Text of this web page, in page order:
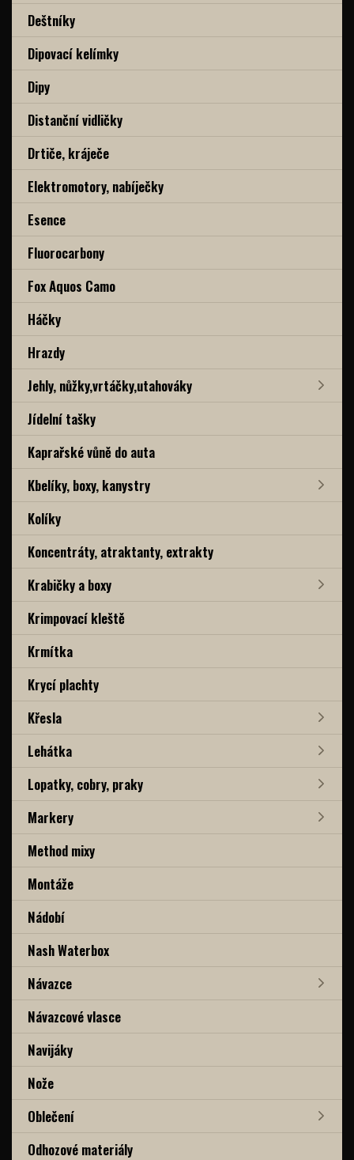
Deštníky
Dipovací kelímky
Dipy
Distanční vidličky
Drtiče, kráječe
Elektromotory, nabíječky
Esence
Fluorocarbony
Fox Aquos Camo
Háčky
Hrazdy
Jehly, nůžky,vrtáčky,utahováky
Jídelní tašky
Kaprařské vůně do auta
Kbelíky, boxy, kanystry
Kolíky
Koncentráty, atraktanty, extrakty
Krabičky a boxy
Krimpovací kleště
Krmítka
Krycí plachty
Křesla
Lehátka
Lopatky, cobry, praky
Markery
Method mixy
Montáže
Nádobí
Nash Waterbox
Návazce
Návazcové vlasce
Navijáky
Nože
Oblečení
Odhozové materiály